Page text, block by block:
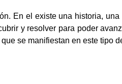
En el existe una historia, una
y resolver para poder
se manifiestan en este tipo